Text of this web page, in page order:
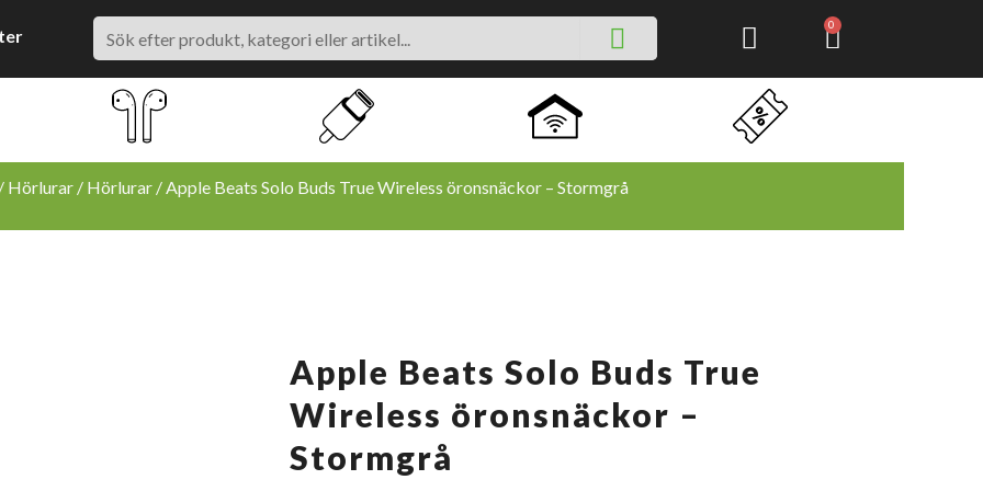
Search SEARCH 0 CART
/ Hörlurar / Hörlurar / Apple Beats Solo Buds True Wireless öronsnäckor – Stormgrå
Apple Beats Solo Buds True
Wireless öronsnäckor –
Stormgrå